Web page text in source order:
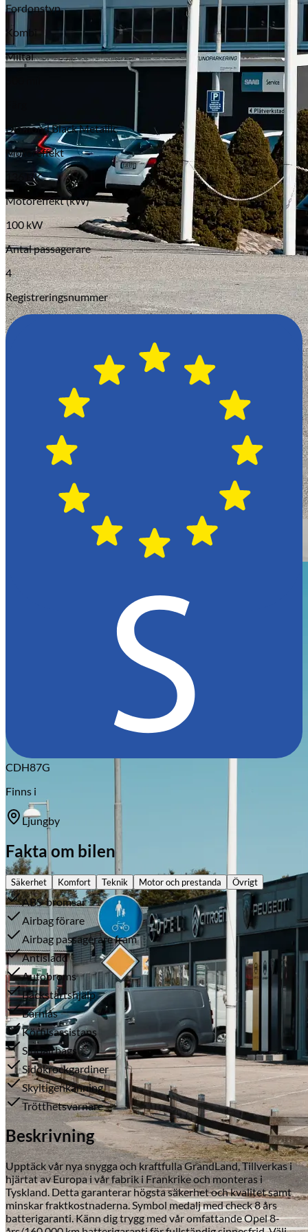
Serviceverkstad
Fordonstyp
Kombi
Miltal
Diamond Black Metallic
Motoreffekt
136 HK
Motoreffekt (kW)
100 kW
Antal passagerare
4
Registreringsnummer
CDH87G
Finns i
Ljungby
Fakta om bilen
Säkerhet Komfort Teknik Motor och prestanda Övrigt
ABS-bromsar
Airbag förare
Airbag passagerare fram
Antisladd
Autobroms
Backstartshjälp
Barnlås
Körfilsassistans
Sidoairbags
Sidokrockgardiner
Skyltigenkänning
Trötthetsvarnare
Beskrivning
Upptäck vår nya snygga och kraftfulla GrandLand, Tillverkas i
hjärtat av Europa i vår fabrik i Frankrike och monteras i
Tyskland. Detta garanterar högsta säkerhet och kvalitet samt
minskar fraktkostnaderna. Symbol medalj med check 8 års
batterigaranti. Känn dig trygg med vår omfattande Opel 8-